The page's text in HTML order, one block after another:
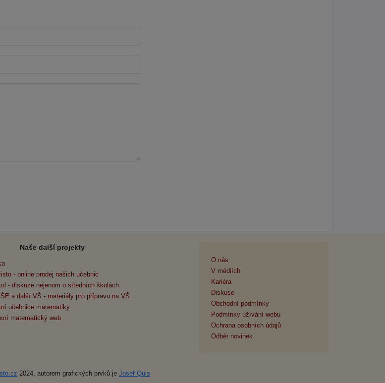
Naše další projekty
- online prodej našich učebnic
- diskuze nejenom o středních školách
a další VŠ - materiály pro přípravu na VŠ
učebnice matematiky
matematický web
O nás
V médiích
Kariéra
Diskuse
Obchodní podmínky
Podmínky užívání webu
Ochrana osobních údajů
Odběr novinek
2024, autorem grafických prvků je Josef Quis